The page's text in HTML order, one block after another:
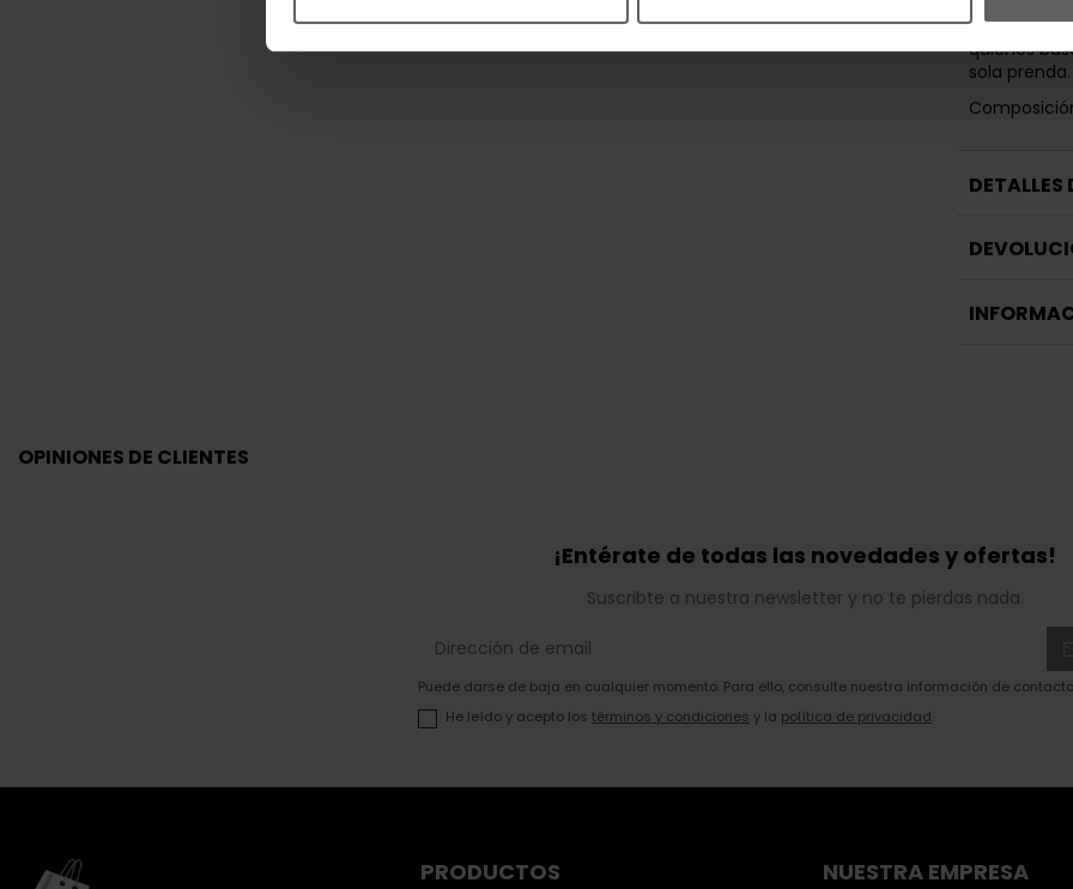
convierten
quienes
sola prenda.
DETALLES
OPINIONES DE CLIENTES
¡Entérate de todas las novedades y ofertas!
Suscribte a nuestra newsletter y no te pierdas nada.
Puede darse de baja en cualquier momento. Para ello, consulte nuestra información de
He leído y acepto los términos y condiciones y la política de privacidad.
PRODUCTOS NUESTRA EMPRESA